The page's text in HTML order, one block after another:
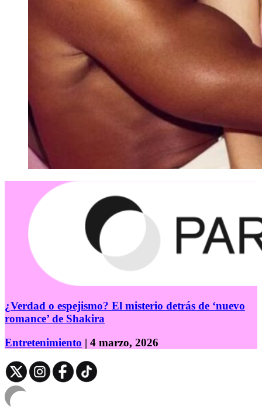
¿Verdad o espejismo? El misterio detrás de ‘nuevo
romance’ de Shakira
Entretenimiento | 4 marzo, 2026